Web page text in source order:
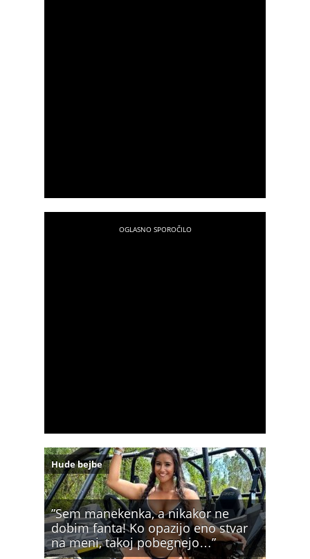
”Sem manekenka, a nikakor ne
dobim fanta! Ko opazijo eno stvar
na meni, takoj pobegnejo…”
Hude bejbe